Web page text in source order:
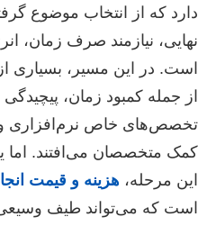
که از انتخاب موضوع
نیازمند صرف زمان،
در این مسیر، بسیاری از
جمله کمبود زمان، پیچیدگی
خاص نرم‌افزاری و
متخصصان می‌افتند. اما
مرحله،هزینه و قیمت
که می‌تواند طیف وسیعی